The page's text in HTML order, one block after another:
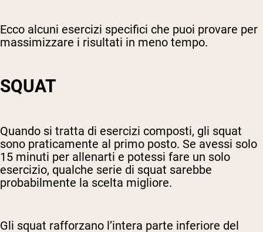
Ecco alcuni esercizi specifici che puoi provare per
massimizzare i risultati in meno tempo.
SQUAT
Quando si tratta di esercizi composti, gli squat
sono praticamente al primo posto. Se avessi solo
15 minuti per allenarti e potessi fare un solo
esercizio, qualche serie di squat sarebbe
probabilmente la scelta migliore.
Gli squat rafforzano l’intera parte inferiore del